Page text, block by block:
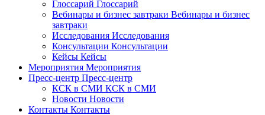
Глоссарий Глоссарий
Вебинары и бизнес завтраки Вебинары и бизнес
завтраки
Исследования Исследования
Консультации Консультации
Кейсы Кейсы
Мероприятия Мероприятия
Пресс-центр Пресс-центр
КСК в СМИ КСК в СМИ
Новости Новости
Контакты Контакты